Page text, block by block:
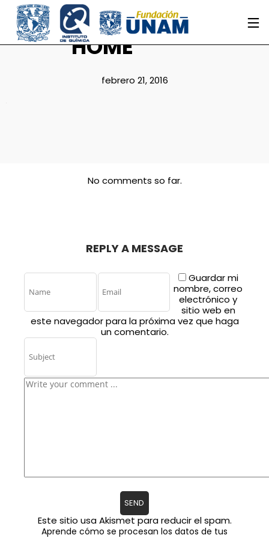
HOME
febrero 21, 2016
No comments so far.
REPLY A MESSAGE
Guardar mi
nombre, correo
electrónico y
sitio web en
este navegador para la próxima vez que haga
un comentario.
Este sitio usa Akismet para reducir el spam.
Aprende cómo se procesan los datos de tus